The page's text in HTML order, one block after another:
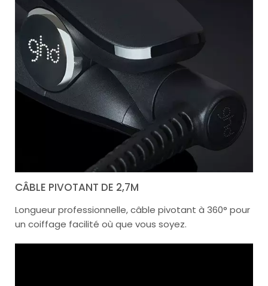
CÂBLE PIVOTANT DE 2,7M
Longueur professionnelle, câble pivotant à 360° pour
un coiffage facilité où que vous soyez.